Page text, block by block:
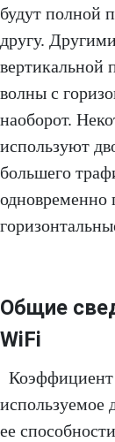
будут полной
другу.
вертикальной
волны с
наоборот.
используют
большего
одновременно
Общие
WiFi
используемое
ее